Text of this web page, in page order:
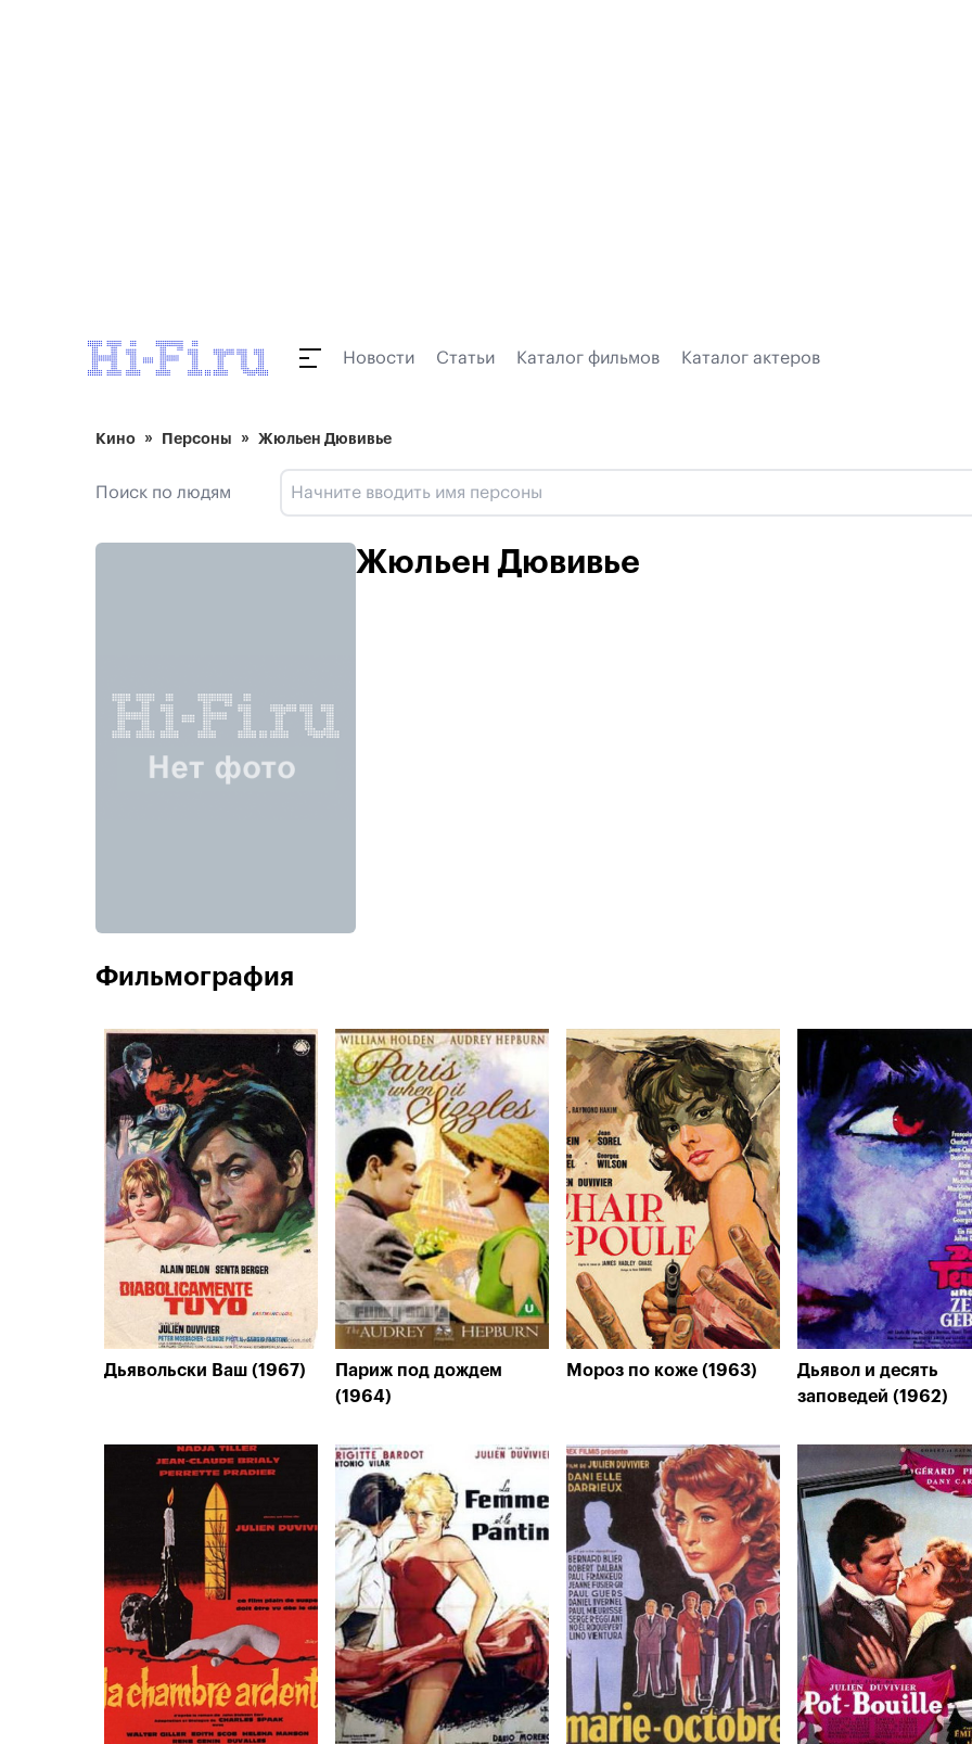
Новости Статьи Каталог фильмов Каталог актеров
Кино Персоны Жюльен Дювивье
Поиск по людям
Жюльен Дювивье
Фильмография
Дьявольски Ваш (1967)
Париж под дождем
(1964)
Мороз по коже (1963)
Дьявол и десять
заповедей (1962)